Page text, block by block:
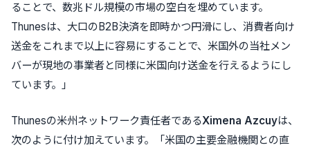
ることで、数兆ドル規模の市場の空白を埋めています。
Thunesは、大口のB2B決済を即時かつ円滑にし、消費者向け
送金をこれまで以上に容易にすることで、米国外の当社メン
バーが現地の事業者と同様に米国向け送金を行えるようにし
ています。」
Thunesの米州ネットワーク責任者であるXimena Azcuyは、
次のように付け加えています。「米国の主要金融機関との直